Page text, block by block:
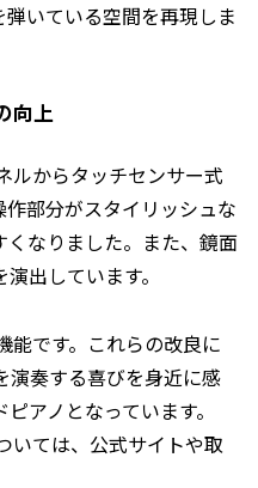
いている空間を再現しま
向上
ルからタッチセンサー式
部分がスタイリッシュな
なりました。また、鏡面
出しています。
能です。これらの改良に
演奏する喜びを身近に感
アノとなっています。
いては、公式サイトや取